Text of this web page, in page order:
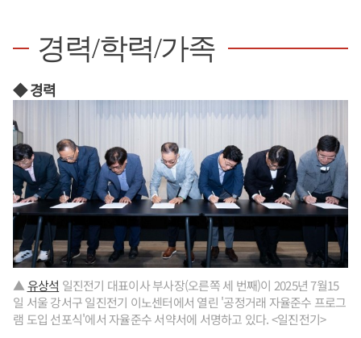
경력/학력/가족
◆ 경력
▲유상석 일진전기 대표이사 부사장(오른쪽 세 번째)이 2025년 7월15
일 서울 강서구 일진전기 이노센터에서 열린 '공정거래 자율준수 프로그
램 도입 선포식'에서 자율준수 서약서에 서명하고 있다. <일진전기>